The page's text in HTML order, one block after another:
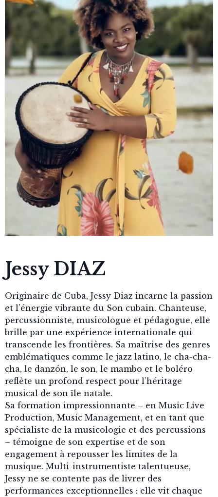
Jessy DIAZ
Originaire de Cuba, Jessy Diaz incarne la passion
et l’énergie vibrante du Son cubain. Chanteuse,
percussionniste, musicologue et pédagogue, elle
brille par une expérience internationale qui
transcende les frontières. Sa maîtrise des genres
emblématiques comme le jazz latino, le cha-cha-
cha, le danzón, le son, le mambo et le boléro
reflète un profond respect pour l’héritage
musical de son île natale.
Sa formation impressionnante – en Music Live
Production, Music Management, et en tant que
spécialiste de la musicologie et des percussions
– témoigne de son expertise et de son
engagement à repousser les limites de la
musique. Multi-instrumentiste talentueuse,
Jessy ne se contente pas de livrer des
performances exceptionnelles : elle vit chaque